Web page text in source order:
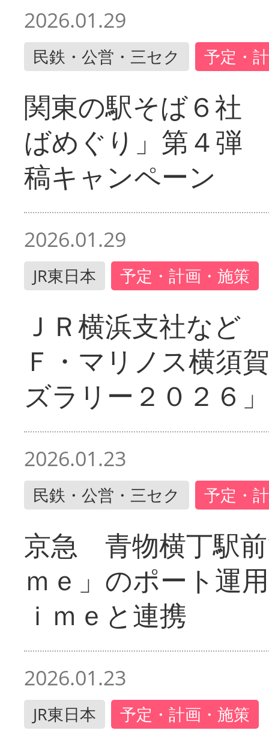
2026.01.29
民鉄・公営・三セク 予定・
関東の駅そば６社
ばめぐり」第４弾
稿キャンペーン
2026.01.29
JR東日本 予定・計画・施策
ＪＲ横浜支社など
Ｆ・マリノス横須
ズラリー２０２６」
2026.01.23
民鉄・公営・三セク 予定・
京急 青物横丁駅
ｍｅ」のポート運
ｉｍｅと連携
2026.01.23
JR東日本 予定・計画・施策